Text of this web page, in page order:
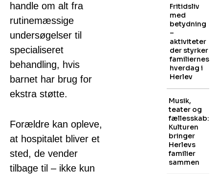
handle om alt fra
rutinemæssige
undersøgelser til
specialiseret
behandling, hvis
barnet har brug for
ekstra støtte.
Forældre kan opleve,
at hospitalet bliver et
sted, de vender
tilbage til – ikke kun
Fritidsliv
med
betydning
–
aktiviteter
der styrker
familiernes
hverdag i
Herlev
Musik,
teater og
fællesskab:
Kulturen
bringer
Herlevs
familier
sammen